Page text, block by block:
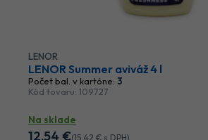
LENOR
LENOR Summer aviváž 4 l
Počet bal. v kartóne: 3
Kód tovaru: 109727
Na sklade
12,54 €(15,42 € s DPH)